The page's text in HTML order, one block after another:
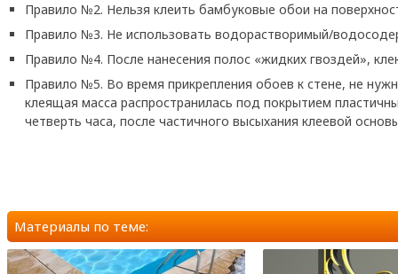
Правило №2. Нельзя клеить бамбуковые обои на
Правило №3. Не использовать водорастворимый/
Правило №4. После нанесения полос «жидких гвоздей»,
Правило №5. Во время прикрепления обоев к стене, не
клеящая масса распространилась под покрытием
четверть часа, после частичного высыхания клеевой
Материалы по теме: